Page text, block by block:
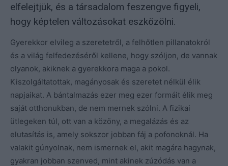
elfelejtjük, és a társadalom feszengve figyeli,
hogy képtelen változásokat eszközölni.
Gyerekkor elvileg a szeretetről, a felhőtlen pillanatokról
és a világ felfedezéséről kellene, hogy szóljon, de vannak
olyanok, akiknek a gyerekkora maga a pokol.
Kiszolgáltatottak, magányosak és szeretet nélkül élik
napjaikat. A bántalmazás ezer meg ezer formáit élik meg
saját otthonukban, de nem mernek szólni. A fizikai
ütlegeken túl, ott van a közöny, a megalázás és az
elutasítás is, amely sokszor jobban fáj a pofonoknál. Ha
valakit gúnyolnak, nem ismernek el, akit magára hagynak,
gyakran jobban szenved, mint akinek zúzódás van a